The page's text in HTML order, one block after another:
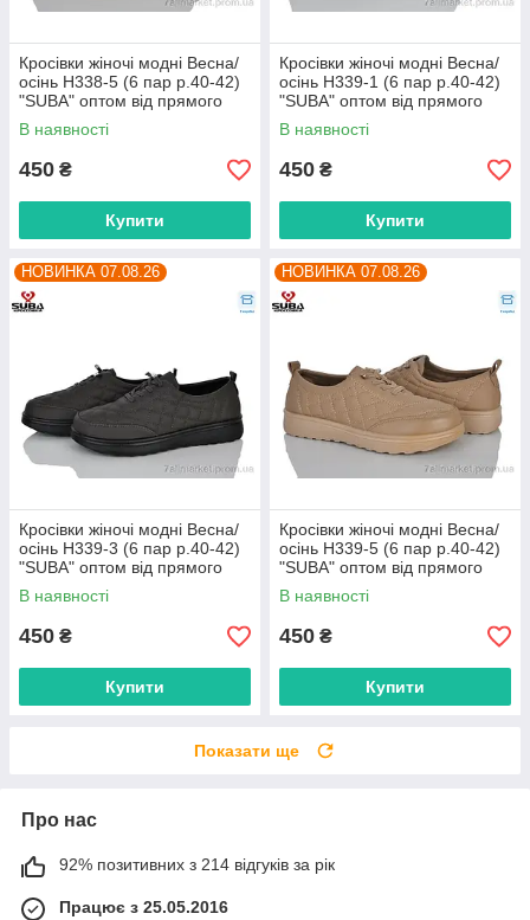
Кросівки жіночі модні Весна/
осінь H338-5 (6 пар р.40-42)
"SUBA" оптом від прямого
постачальника
В наявності
450 ₴
Купити
Кросівки жіночі модні Весна/
осінь H339-1 (6 пар р.40-42)
"SUBA" оптом від прямого
постачальника
В наявності
450 ₴
Купити
НОВИНКА 07.08.26
Кросівки жіночі модні Весна/
осінь H339-3 (6 пар р.40-42)
"SUBA" оптом від прямого
постачальника
В наявності
450 ₴
Купити
НОВИНКА 07.08.26
Кросівки жіночі модні Весна/
осінь H339-5 (6 пар р.40-42)
"SUBA" оптом від прямого
постачальника
В наявності
450 ₴
Купити
Показати ще
Про нас
92% позитивних з 214 відгуків за рік
Працює з 25.05.2016